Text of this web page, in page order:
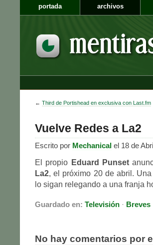
portada archivos
← Third de Portishead en exclusiva con Last.fm
Vuelve Redes a La2
Escrito por Mechanical el 18 de
El propio Eduard Punset
La2, el próximo 20 de abril.
lo sigan relegando a una franja
Guardado en: Televisión · Breves
No hay comentarios por